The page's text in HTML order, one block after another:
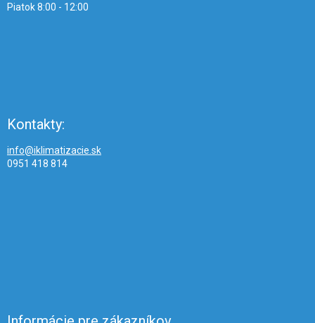
Piatok 8:00 - 12:00
Kontakty:
info@iklimatizacie.sk
0951 418 814